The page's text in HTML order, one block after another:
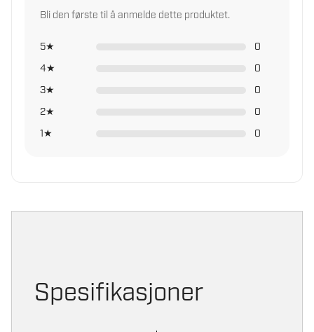
aluminiumslegering.
spiralformede tannhjul. Aksler
montert på kulelager. Smøring
Gearutveksling
Bli den første til å anmelde dette produktet.
5★
0
4★
0
3★
0
2★
0
1★
0
Spesifikasjoner